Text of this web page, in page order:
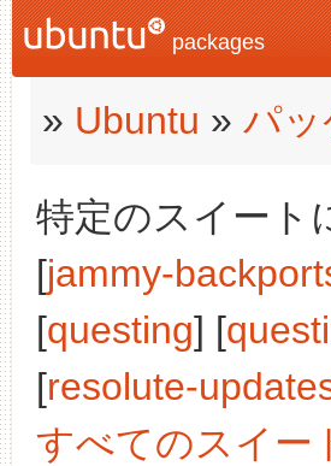
packages
» Ubuntu » パッ
特定のスイート
[jammy-
[questing] [
[resolute-
すべてのスイー